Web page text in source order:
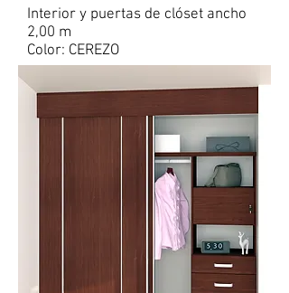
Interior y puertas de clóset ancho
2,00 m
Color: CEREZO